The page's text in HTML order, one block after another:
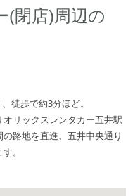
(閉店)周辺の
徒歩で約3分ほど。
リックスレンタカー五井駅
路地を直進、五井中央通り
。